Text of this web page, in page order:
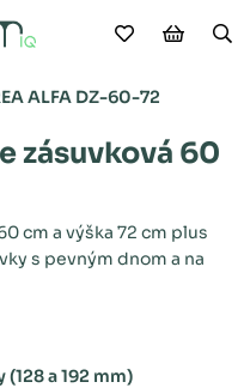
Moje
ALFA DZ-60-72
zásuvková 60
cm a výška 72 cm plus
s pevným dnom a na
a 192 mm)